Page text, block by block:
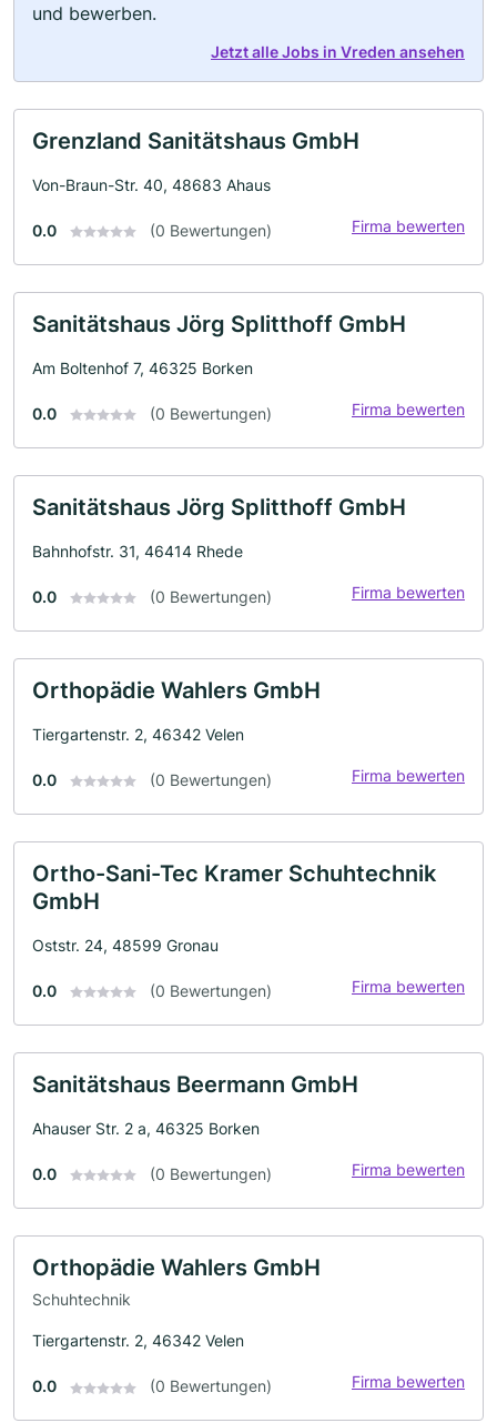
und bewerben.
Jetzt alle Jobs in Vreden ansehen
Grenzland Sanitätshaus GmbH
Von-Braun-Str. 40, 48683 Ahaus
0.0 (0 Bewertungen) Firma bewerten
Sanitätshaus Jörg Splitthoff GmbH
Am Boltenhof 7, 46325 Borken
0.0 (0 Bewertungen) Firma bewerten
Sanitätshaus Jörg Splitthoff GmbH
Bahnhofstr. 31, 46414 Rhede
0.0 (0 Bewertungen) Firma bewerten
Orthopädie Wahlers GmbH
Tiergartenstr. 2, 46342 Velen
0.0 (0 Bewertungen) Firma bewerten
Ortho-Sani-Tec Kramer Schuhtechnik
GmbH
Oststr. 24, 48599 Gronau
0.0 (0 Bewertungen) Firma bewerten
Sanitätshaus Beermann GmbH
Ahauser Str. 2 a, 46325 Borken
0.0 (0 Bewertungen) Firma bewerten
Orthopädie Wahlers GmbH
Schuhtechnik
Tiergartenstr. 2, 46342 Velen
0.0 (0 Bewertungen) Firma bewerten